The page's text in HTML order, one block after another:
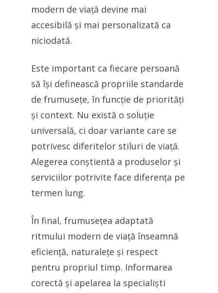
modern de viață devine mai
accesibilă și mai personalizată ca
niciodată.
Este important ca fiecare persoană
să își definească propriile standarde
de frumusețe, în funcție de priorități
și context. Nu există o soluție
universală, ci doar variante care se
potrivesc diferitelor stiluri de viață.
Alegerea conștientă a produselor și
serviciilor potrivite face diferența pe
termen lung.
În final, frumusețea adaptată
ritmului modern de viață înseamnă
eficiență, naturalețe și respect
pentru propriul timp. Informarea
corectă și apelarea la specialiști